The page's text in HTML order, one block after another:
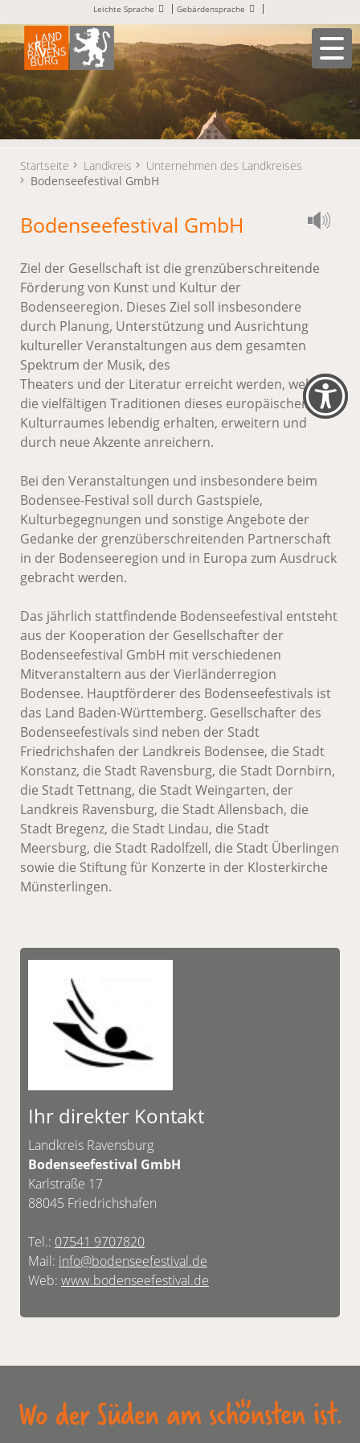
Leichte Sprache Gebärdensprache
Startseite Landkreis
Unternehmen des Landkreises
Bodenseefestival GmbH
Bodenseefestival GmbH
Ziel der Gesellschaft ist die grenzüberschreitende
Förderung von Kunst und Kultur der
Bodenseeregion. Dieses Ziel soll insbesondere
durch Planung, Unterstützung und Ausrichtung
kultureller Veranstaltungen aus dem gesamten
Spektrum der Musik, des
Theaters und der Literatur erreicht werden, welche
die vielfältigen Traditionen dieses europäischen
Kulturraumes lebendig erhalten, erweitern und
durch neue Akzente anreichern.
Bei den Veranstaltungen und insbesondere beim
Bodensee-Festival soll durch Gastspiele,
Kulturbegegnungen und sonstige Angebote der
Gedanke der grenzüberschreitenden Partnerschaft
in der Bodenseeregion und in Europa zum Ausdruck
gebracht werden.
Das jährlich stattfindende Bodenseefestival entsteht
aus der Kooperation der Gesellschafter der
Bodenseefestival GmbH mit verschiedenen
Mitveranstaltern aus der Vierländerregion
Bodensee. Hauptförderer des Bodenseefestivals ist
das Land Baden-Württemberg. Gesellschafter des
Bodenseefestivals sind neben der Stadt
Friedrichshafen der Landkreis Bodensee, die Stadt
Konstanz, die Stadt Ravensburg, die Stadt Dornbirn,
die Stadt Tettnang, die Stadt Weingarten, der
Landkreis Ravensburg, die Stadt Allensbach, die
Stadt Bregenz, die Stadt Lindau, die Stadt
Meersburg, die Stadt Radolfzell, die Stadt Überlingen
sowie die Stiftung für Konzerte in der Klosterkirche
Münsterlingen.
Ihr direkter Kontakt
Landkreis Ravensburg
Bodenseefestival GmbH
Karlstraße 17
88045 Friedrichshafen
Tel.: 07541 9707820
Mail: info@bodenseefestival.de
Web: www.bodenseefestival.de